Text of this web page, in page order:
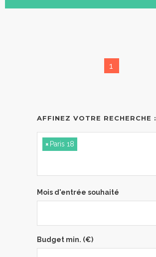
1
AFFINEZ VOTRE RECHERCHE :
× Paris 18
Mois d'entrée souhaité
Budget min. (€)